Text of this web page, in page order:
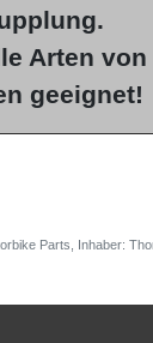
Arten
geeignet!
Parts, Inhaber: